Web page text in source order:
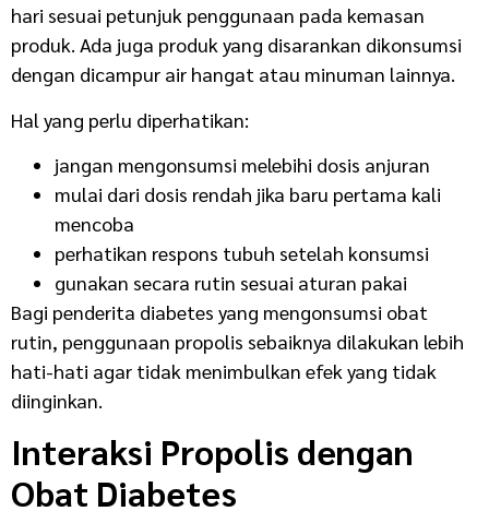
hari sesuai petunjuk penggunaan pada kemasan
produk. Ada juga produk yang disarankan dikonsumsi
dengan dicampur air hangat atau minuman lainnya.
Hal yang perlu diperhatikan:
jangan mengonsumsi melebihi dosis anjuran
mulai dari dosis rendah jika baru pertama kali
mencoba
perhatikan respons tubuh setelah konsumsi
gunakan secara rutin sesuai aturan pakai
Bagi penderita diabetes yang mengonsumsi obat
rutin, penggunaan propolis sebaiknya dilakukan lebih
hati-hati agar tidak menimbulkan efek yang tidak
diinginkan.
Interaksi Propolis dengan
Obat Diabetes